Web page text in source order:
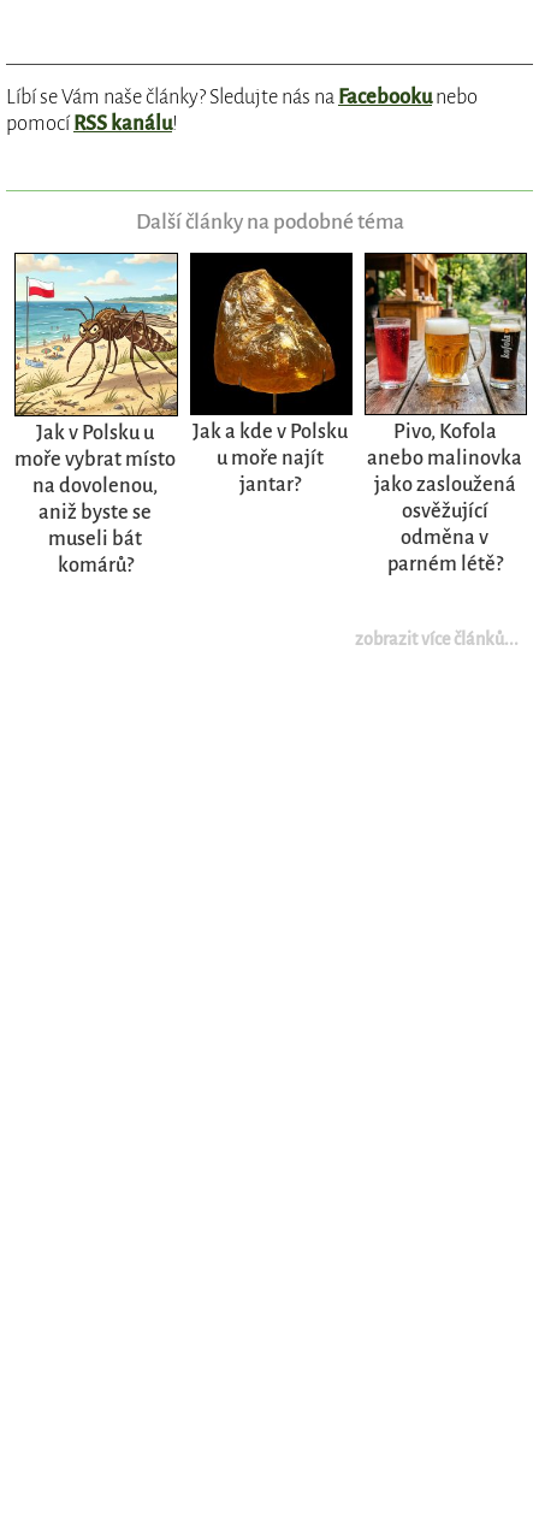
Líbí se Vám naše články? Sledujte nás na Facebookunebo
pomocíRSS kanálu!
Další články na podobné téma
Jak v Polsku u
moře vybrat místo
na dovolenou,
aniž byste se
museli bát
komárů?
Jak a kde v Polsku
u moře najít
jantar?
Pivo, Kofola
anebo malinovka
jako zasloužená
osvěžující
odměna v
parném létě?
zobrazit více článků...